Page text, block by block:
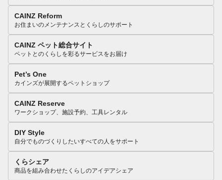
CAINZ Reform
お住まいのメンテナンスとくらしのサポート
CAINZ ペット総合サイト
ペットとのくらしを彩るサービスをお届け
Pet’s One
カインズが展開するペットショップ
CAINZ Reserve
ワークショップ、施設予約、工具レンタル
DIY Style
自分でものづくりしたいすべての人をサポート
くらシェア
商品を組み合わせたくらしのアイデアシェア